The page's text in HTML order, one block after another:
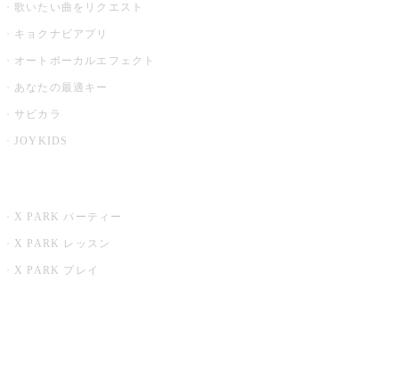
歌いたい曲をリクエスト
キョクナビアプリ
オートボーカルエフェクト
あなたの最適キー
サビカラ
JOYKIDS
X PARK パーティー
X PARK レッスン
X PARK プレイ